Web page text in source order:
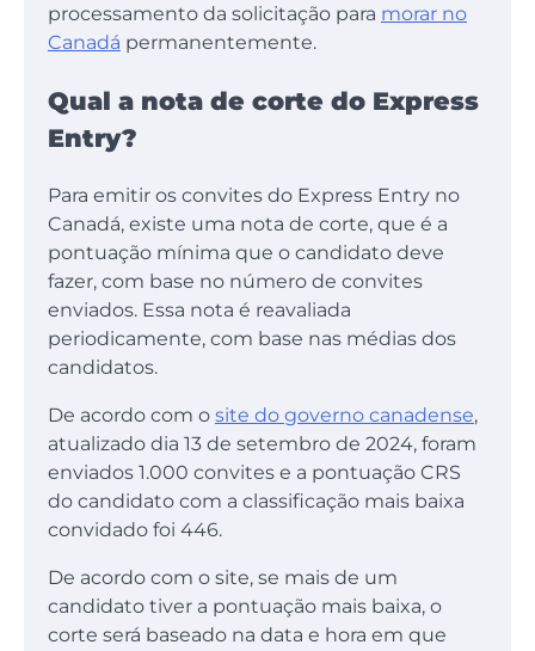
processamento da solicitação para morar no
Canadá permanentemente.
Qual a nota de corte do Express
Entry?
Para emitir os convites do Express Entry no
Canadá, existe uma nota de corte, que é a
pontuação mínima que o candidato deve
fazer, com base no número de convites
enviados. Essa nota é reavaliada
periodicamente, com base nas médias dos
candidatos.
De acordo com o site do governo canadense,
atualizado dia 13 de setembro de 2024, foram
enviados 1.000 convites e a pontuação CRS
do candidato com a classificação mais baixa
convidado foi 446.
De acordo com o site, se mais de um
candidato tiver a pontuação mais baixa, o
corte será baseado na data e hora em que